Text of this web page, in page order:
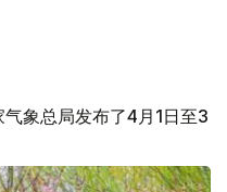
象总局发布了4月1日至3